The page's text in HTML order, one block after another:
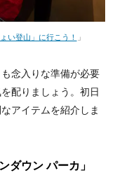
い登山」に行こう！ 」
念入りな準備が必要
配りましょう。初日
アイテムを紹介しま
ダウン パーカ」